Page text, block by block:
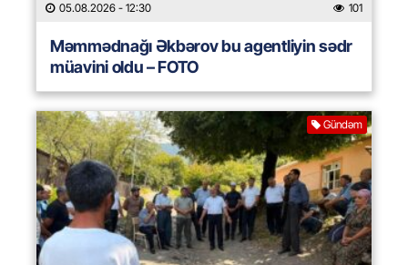
05.08.2026 - 12:30 101
Məmmədnağı Əkbərov bu agentliyin sədr
müavini oldu – FOTO
Gündəm